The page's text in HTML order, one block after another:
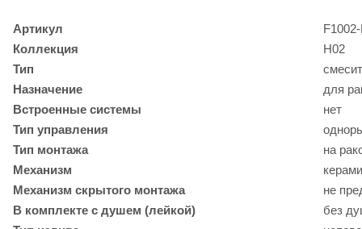
Артикул
Коллекция
Н02
Тип
Назначение
для
Встроенные системы
нет
Тип управления
Тип монтажа
на
Механизм
Механизм скрытого монтажа
не
В комплекте с душем (лейкой)
без